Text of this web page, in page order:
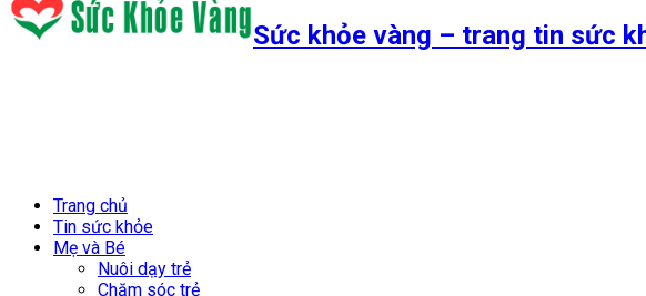
Sức khỏe vàng – trang tin sức
Trang chủ
Tin sức khỏe
Mẹ và Bé
Nuôi dạy trẻ
Chăm sóc trẻ